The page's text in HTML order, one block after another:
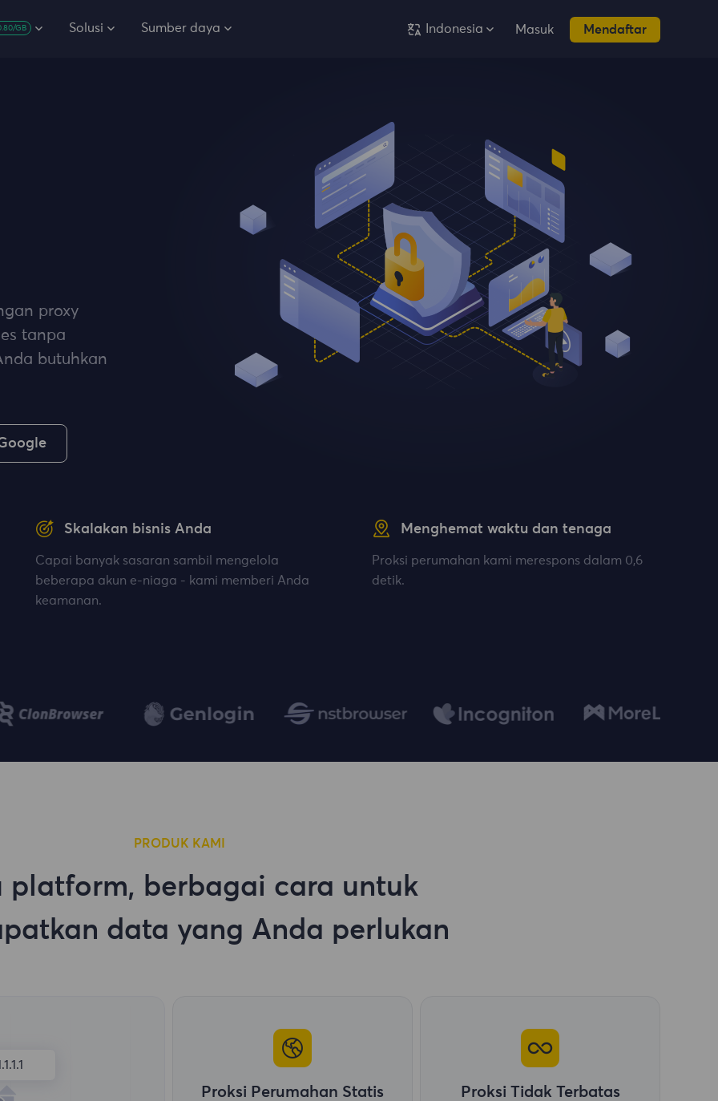
GB Solusi Sumber daya Indonesia Masuk Mendaftar
proxy
tanpa
butuhkan
Skalakan bisnis Anda
Capai banyak sasaran sambil mengelola
beberapa akun e-niaga - kami memberi Anda
keamanan.
Menghemat waktu dan tenaga
Proksi perumahan kami merespons dalam 0,6
detik.
PRODUK KAMI
platform, berbagai cara untuk
data yang Anda perlukan
Proksi Perumahan Statis Proksi Tidak Terbatas